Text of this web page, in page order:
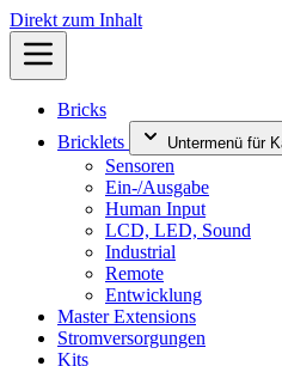
Direkt zum Inhalt
Bricks
Bricklets
Untermenü für
Sensoren
Ein-/Ausgabe
Human Input
LCD, LED, Sound
Industrial
Remote
Entwicklung
Master Extensions
Stromversorgungen
Kits